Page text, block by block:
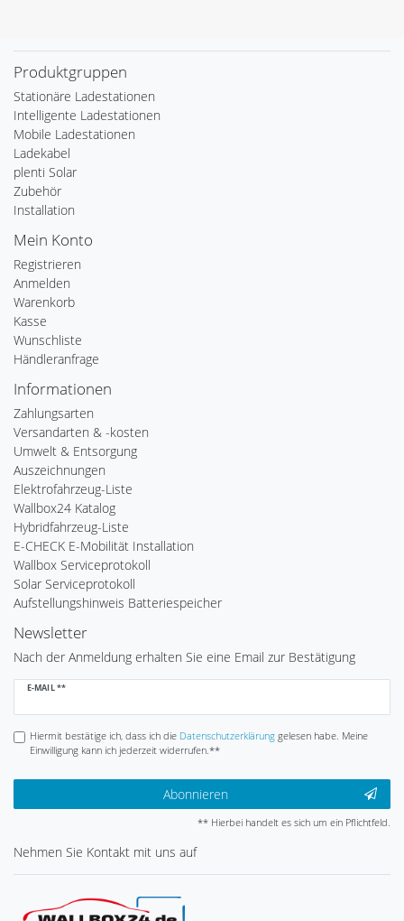
Produktgruppen
Stationäre Ladestationen
Intelligente Ladestationen
Mobile Ladestationen
Ladekabel
plenti Solar
Zubehör
Installation
Mein Konto
Registrieren
Anmelden
Warenkorb
Kasse
Wunschliste
Händleranfrage
Informationen
Zahlungsarten
Versandarten & -kosten
Umwelt & Entsorgung
Auszeichnungen
Elektrofahrzeug-Liste
Wallbox24 Katalog
Hybridfahrzeug-Liste
E-CHECK E-Mobilität Installation
Wallbox Serviceprotokoll
Solar Serviceprotokoll
Aufstellungshinweis Batteriespeicher
Newsletter
Nach der Anmeldung erhalten Sie eine Email zur Bestätigung
E-MAIL **
Newsletter
Hiermit bestätige ich, dass ich die Daten­schutz­erklärunggelesen habe. Meine
Einwilligung kann ich jederzeit widerrufen.**
Abonnieren
** Hierbei handelt es sich um ein Pflichtfeld.
Nehmen Sie Kontakt mit uns auf